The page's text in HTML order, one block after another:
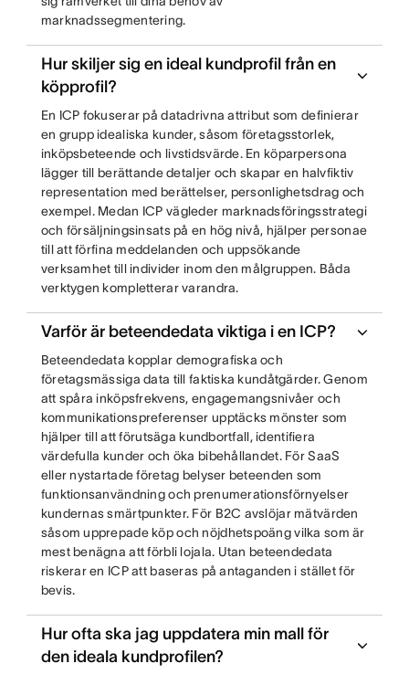
marknadssegmentering.
Hur skiljer sig en ideal kundprofil från en
köpprofil?
En ICP fokuserar på datadrivna attribut som definierar
en grupp idealiska kunder, såsom företagsstorlek,
inköpsbeteende och livstidsvärde. En köparpersona
lägger till berättande detaljer och skapar en halvfiktiv
representation med berättelser, personlighetsdrag och
exempel. Medan ICP vägleder marknadsföringsstrategi
och försäljningsinsats på en hög nivå, hjälper personae
till att förfina meddelanden och uppsökande
verksamhet till individer inom den målgruppen. Båda
verktygen kompletterar varandra.
Varför är beteendedata viktiga i en ICP?
Beteendedata kopplar demografiska och
företagsmässiga data till faktiska kundåtgärder. Genom
att spåra inköpsfrekvens, engagemangsnivåer och
kommunikationspreferenser upptäcks mönster som
hjälper till att förutsäga kundbortfall, identifiera
värdefulla kunder och öka bibehållandet. För SaaS
eller nystartade företag belyser beteenden som
funktionsanvändning och prenumerationsförnyelser
kundernas smärtpunkter. För B2C avslöjar mätvärden
såsom upprepade köp och nöjdhetspoäng vilka som är
mest benägna att förbli lojala. Utan beteendedata
riskerar en ICP att baseras på antaganden i stället för
bevis.
Hur ofta ska jag uppdatera min mall för
den ideala kundprofilen?